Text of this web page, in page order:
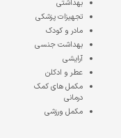
بهداشتی
تجهیزات پزشکی
مادر و کودک
بهداشت جنسی
آرایشی
عطر و ادکلن
مکمل های کمک
درمانی
مکمل ورزشی